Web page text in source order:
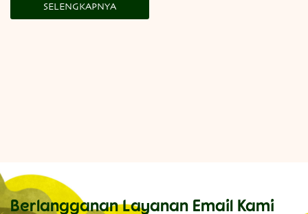
SELENGKAPNYA
Berlangganan Layanan Email Kami